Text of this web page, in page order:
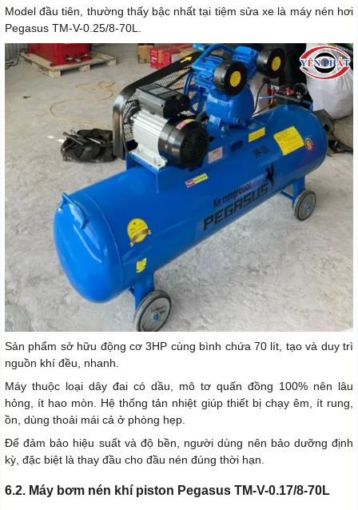
Model đầu tiên, thường thấy bậc nhất tại tiệm sửa xe là máy nén hơi
Pegasus TM-V-0.25/8-70L.
Sản phẩm sở hữu động cơ 3HP cùng bình chứa 70 lít, tạo và duy trì
nguồn khí đều, nhanh.
Máy thuộc loại dây đai có dầu, mô tơ quấn đồng 100% nên lâu
hỏng, ít hao mòn. Hệ thống tản nhiệt giúp thiết bị chạy êm, ít rung,
ồn, dùng thoải mái cả ở phòng hẹp.
Để đảm bảo hiệu suất và độ bền, người dùng nên bảo dưỡng định
kỳ, đặc biệt là thay đầu cho đầu nén đúng thời hạn.
6.2. Máy bơm nén khí piston Pegasus TM-V-0.17/8-70L